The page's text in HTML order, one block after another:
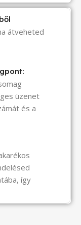
átveheted
üzenet
és a
így